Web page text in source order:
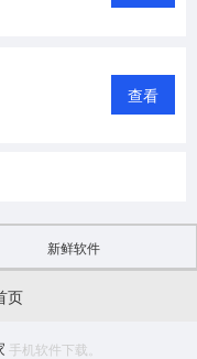
查看
新鲜软件
页
手机软件下载。